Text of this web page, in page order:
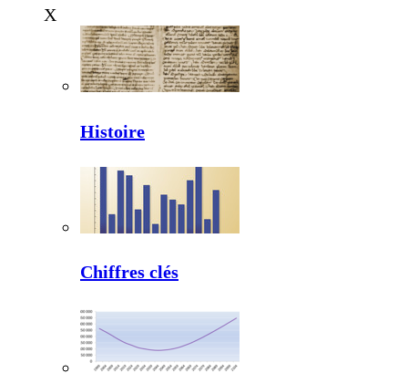
X
Histoire
Chiffres clés